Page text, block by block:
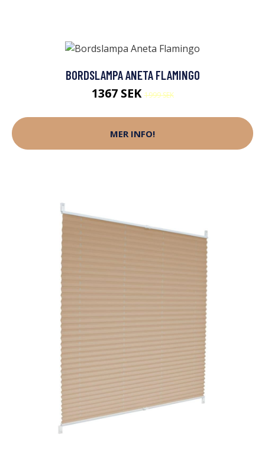
BORDSLAMPA ANETA FLAMINGO
1367 SEK1999 SEK
MER INFO!